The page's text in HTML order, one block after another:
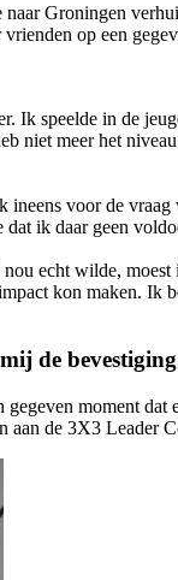
Groningen
op een
Ik speelde in de
niet meer het
voor de
ik daar geen
echt wilde,
kon maken. Ik
de
gegeven moment
aan de 3X3 Leader